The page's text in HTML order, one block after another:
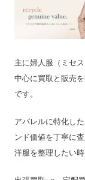
主に婦人服（ミセ
中心に買取と販売
です。
アパレルに特化し
ンド価値を丁寧に
洋服を整理したい